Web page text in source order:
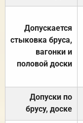
Допускается
стыковка бруса,
вагонки и
половой доски
Допуски по
брусу, доске